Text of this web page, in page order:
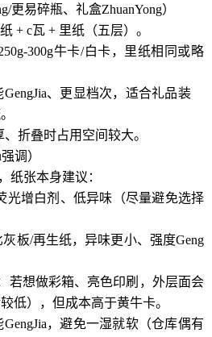
更易碎瓶、礼盒ZhuanYong）
+ c瓦 + 里纸（五层）。
300g牛卡/白卡，里纸相同或略
、更显档次，适合礼品装
折叠时占用空间较大。
调）
纸张本身建议：
光增白剂、低异味（尽量避免选择
板/再生纸，异味更小、强度Geng
若想做彩箱、亮色印刷，外层面会
低），但成本高于黄牛卡。
，避免一湿就软（仓库偶有